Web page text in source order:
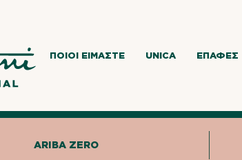
ΠΟΙΟΙ ΕΊΜΑΣΤΕ UNICA ΕΠΑΦΈΣ
ARIBA ZERO